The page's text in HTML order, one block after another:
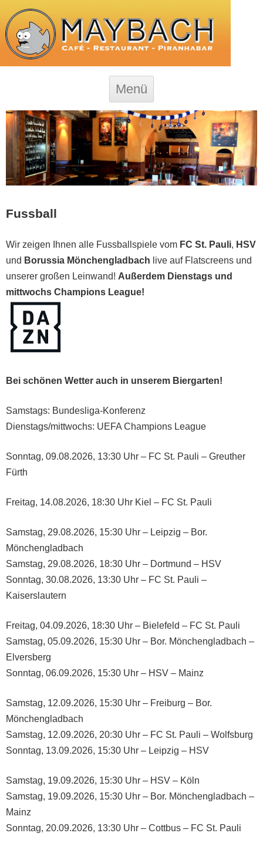
Menü
Fussball
Wir zeigen Ihnen alle Fussballspiele vom FC St. Pauli, HSV
und Borussia Mönchengladbach live auf Flatscreens und
unserer großen Leinwand! Außerdem Dienstags und
mittwochs Champions League!
Bei schönen Wetter auch in unserem Biergarten!
Samstags: Bundesliga-Konferenz
Dienstags/mittwochs: UEFA Champions League
Sonntag, 09.08.2026, 13:30 Uhr – FC St. Pauli – Greuther
Fürth
Freitag, 14.08.2026, 18:30 Uhr Kiel – FC St. Pauli
Samstag, 29.08.2026, 15:30 Uhr – Leipzig – Bor.
Mönchengladbach
Samstag, 29.08.2026, 18:30 Uhr – Dortmund – HSV
Sonntag, 30.08.2026, 13:30 Uhr – FC St. Pauli –
Kaiserslautern
Freitag, 04.09.2026, 18:30 Uhr – Bielefeld – FC St. Pauli
Samstag, 05.09.2026, 15:30 Uhr – Bor. Mönchengladbach –
Elversberg
Sonntag, 06.09.2026, 15:30 Uhr – HSV – Mainz
Samstag, 12.09.2026, 15:30 Uhr – Freiburg – Bor.
Mönchengladbach
Samstag, 12.09.2026, 20:30 Uhr – FC St. Pauli – Wolfsburg
Sonntag, 13.09.2026, 15:30 Uhr – Leipzig – HSV
Samstag, 19.09.2026, 15:30 Uhr – HSV – Köln
Samstag, 19.09.2026, 15:30 Uhr – Bor. Mönchengladbach –
Mainz
Sonntag, 20.09.2026, 13:30 Uhr – Cottbus – FC St. Pauli